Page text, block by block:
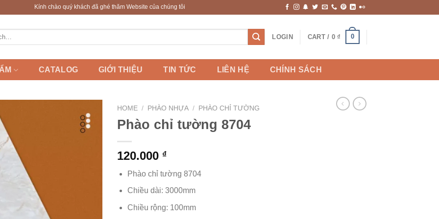
Kính chào quý khách đã ghé thăm Website của chúng tôi
LOGIN CART / 0 ₫ 0
CATALOG GIỚI THIỆU TIN TỨC LIÊN HỆ CHÍNH SÁCH
HOME / PHÀO NHỰA / PHÀO CHỈ TƯỜNG
Phào chỉ tường 8704
120.000 ₫
Phào chỉ tường 8704
Chiều dài: 3000mm
Chiều rộng: 100mm